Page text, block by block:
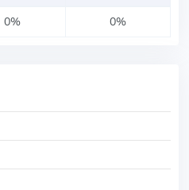
0% 0%